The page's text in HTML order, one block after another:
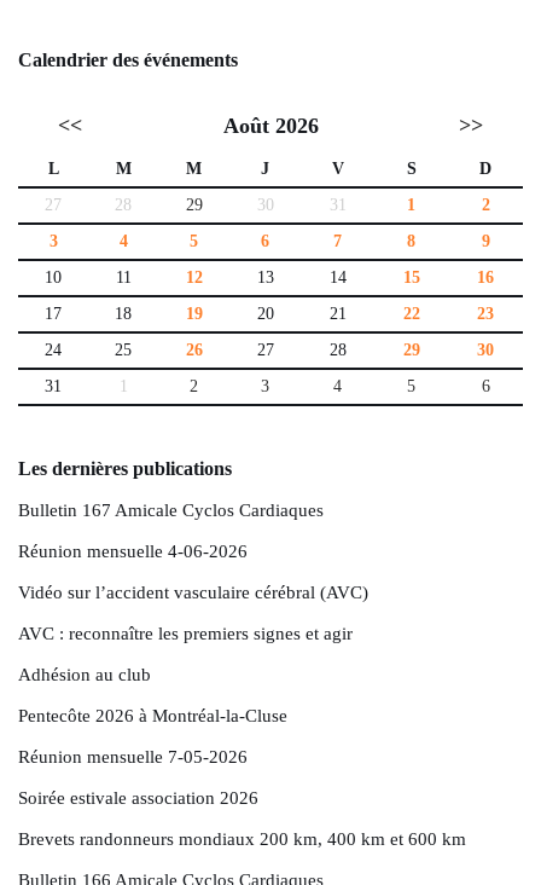
Calendrier des événements
<< Août 2026 >>
L M M J V S
D
27
28 29 30 31 1
2
3
4 5 6 7 8
9
10
11 12 13 14 15
16
17
18 19 20 21 22
23
24
25 26 27 28 29
30
31
1 2 3 4 5 6
Les dernières publications
Bulletin 167 Amicale Cyclos Cardiaques
Réunion mensuelle 4-06-2026
Vidéo sur l’accident vasculaire cérébral (AVC)
AVC : reconnaître les premiers signes et agir
Adhésion au club
Pentecôte 2026 à Montréal-la-Cluse
Réunion mensuelle 7-05-2026
Soirée estivale association 2026
Brevets randonneurs mondiaux 200 km, 400 km et 600 km
Bulletin 166 Amicale Cyclos Cardiaques